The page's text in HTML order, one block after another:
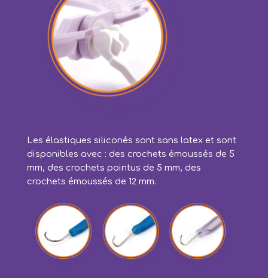
Les élastiques siliconés sont sans latex et sont
disponibles avec : des crochets émoussés de 5
mm, des crochets pointus de 5 mm, des
crochets émoussés de 12 mm.